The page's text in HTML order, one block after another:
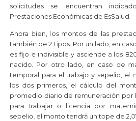
solicitudes se encuentran
Prestaciones Económicas de EsSalud.
Ahora bien, los montos de las
también de 2 tipos. Por un lado, en
es fijo e indivisible y asciende a los
nacido. Por otro lado, en caso de
temporal para el trabajo y sepelio, el
los dos primeros, el cálculo del
promedio diario de remuneración por
para trabajar o licencia por
sepelio, el monto tendrá un tope de